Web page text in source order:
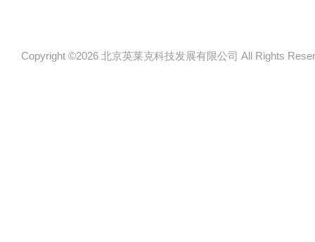
Copyright ©2026 北京英莱克科技发展有限公司 All Rights